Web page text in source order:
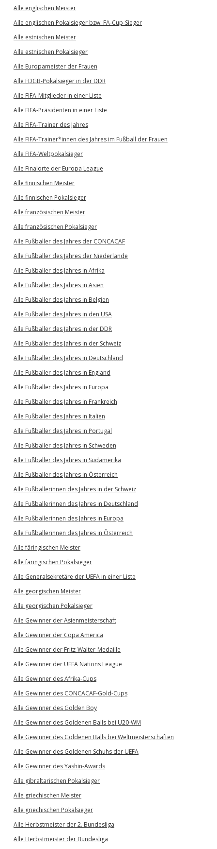
Alle englischen Meister
Alle englischen Pokalsieger bzw. FA-Cup-Sieger
Alle estnischen Meister
Alle estnischen Pokalsieger
Alle Europameister der Frauen
Alle FDGB-Pokalsieger in der DDR
Alle FIFA-Mitglieder in einer Liste
Alle FIFA-Präsidenten in einer Liste
Alle FIFA-Trainer des Jahres
Alle FIFA-Trainer*innen des Jahres im Fußball der Frauen
Alle FIFA-Weltpokalsieger
Alle Finalorte der Europa League
Alle finnischen Meister
Alle finnischen Pokalsieger
Alle französischen Meister
Alle französischen Pokalsieger
Alle Fußballer des Jahres der CONCACAF
Alle Fußballer des Jahres der Niederlande
Alle Fußballer des Jahres in Afrika
Alle Fußballer des Jahres in Asien
Alle Fußballer des Jahres in Belgien
Alle Fußballer des Jahres in den USA
Alle Fußballer des Jahres in der DDR
Alle Fußballer des Jahres in der Schweiz
Alle Fußballer des Jahres in Deutschland
Alle Fußballer des Jahres in England
Alle Fußballer des Jahres in Europa
Alle Fußballer des Jahres in Frankreich
Alle Fußballer des Jahres in Italien
Alle Fußballer des Jahres in Portugal
Alle Fußballer des Jahres in Schweden
Alle Fußballer des Jahres in Südamerika
Alle Fußballer des Jahres in Österreich
Alle Fußballerinnen des Jahres in der Schweiz
Alle Fußballerinnen des Jahres in Deutschland
Alle Fußballerinnen des Jahres in Europa
Alle Fußballerinnen des Jahres in Österreich
Alle färingischen Meister
Alle färingischen Pokalsieger
Alle Generalsekretäre der UEFA in einer Liste
Alle georgischen Meister
Alle georgischen Pokalsieger
Alle Gewinner der Asienmeisterschaft
Alle Gewinner der Copa America
Alle Gewinner der Fritz-Walter-Medaille
Alle Gewinner der UEFA Nations League
Alle Gewinner des Afrika-Cups
Alle Gewinner des CONCACAF-Gold-Cups
Alle Gewinner des Golden Boy
Alle Gewinner des Goldenen Balls bei U20-WM
Alle Gewinner des Goldenen Balls bei Weltmeisterschaften
Alle Gewinner des Goldenen Schuhs der UEFA
Alle Gewinner des Yashin-Awards
Alle gibraltarischen Pokalsieger
Alle griechischen Meister
Alle griechischen Pokalsieger
Alle Herbstmeister der 2. Bundesliga
Alle Herbstmeister der Bundesliga